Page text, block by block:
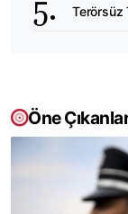
Terörsüz
Öne